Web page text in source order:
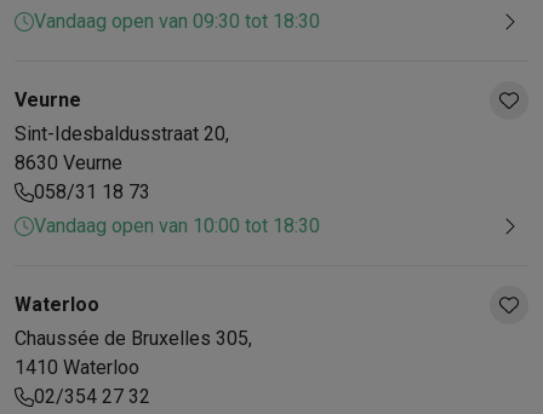
Vandaag open van 09:30 tot 18:30
Veurne
Sint-Idesbaldusstraat 20,
8630 Veurne
058/31 18 73
Vandaag open van 10:00 tot 18:30
Waterloo
Chaussée de Bruxelles 305,
1410 Waterloo
02/354 27 32